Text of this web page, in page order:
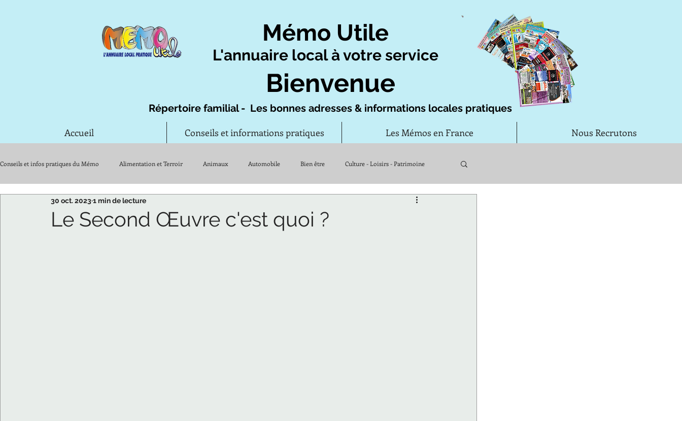
Mémo Utile
L'annuaire local à votre service
Bienvenue
Répertoire familial - Les bonnes adresses & informations locales pratiques
Accueil
Conseils et informations pratiques Les Mémos en France Nous Recrutons
Conseils et infos pratiques du Mémo Alimentation et Terroir Animaux Automobile Bien être Culture - Loisirs - Patrimoine
Maison et travaux Santé
Le Second Œuvre c'est quoi ?
30 oct. 20231 min de lecture